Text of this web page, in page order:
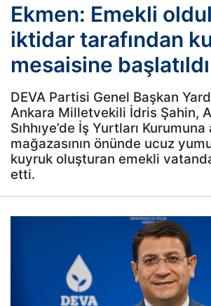
Ekmen: Emekli
iktidar tarafından
mesaisine
DEVA Partisi Genel Başkan
Ankara Milletvekili İdris Şahin,
Sıhhıye’de İş Yurtları Kurumuna
mağazasının önünde ucuz
kuyruk oluşturan emekli
etti.